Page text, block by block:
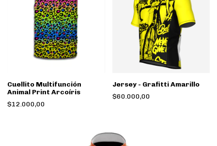
Cuellito Multifunción
Animal Print Arcoíris
$12.000,00
Jersey - Grafitti Amarillo
$60.000,00